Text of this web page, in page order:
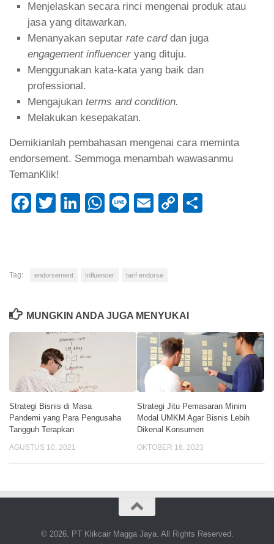
Menjelaskan secara rinci mengenai produk atau
jasa yang ditawarkan.
Menanyakan seputar rate carddan juga
engagement influencer yang dituju.
Menggunakan kata-kata yang baik dan
professional.
Mengajukan terms and condition.
Melakukan kesepakatan.
Demikianlah pembahasan mengenai cara meminta
endorsement. Semmoga menambah wawasanmu
TemanKlik!
Facebook
TwitterLinkedIn
WhatsApp
LineEmailCopy
Tag: endorsement Influencer tarif endorse
MUNGKIN ANDA JUGA MENYUKAI
Strategi Bisnis di Masa
Pandemi yang Para Pengusaha
Tangguh Terapkan
AGUSTUS 10, 2021
Strategi Jitu Pemasaran Minim
Modal UMKM Agar Bisnis Lebih
Dikenal Konsumen
OKTOBER 16, 2023
© 2026. PT Klikcair Magga Jaya. All Rights Reserved.